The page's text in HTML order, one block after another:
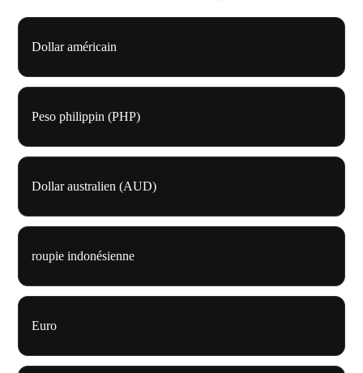
Dollar américain
Peso philippin (PHP)
Dollar australien (AUD)
roupie indonésienne
Euro